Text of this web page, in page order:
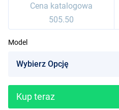
Cena katalogowa
505.50
Model
Kup teraz